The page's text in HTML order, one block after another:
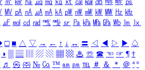
㎹ ㎀ ㎁ ㎂ ㎃ ㎄ ㎺ ㎻ ㎽ ㎾ ㎿ ㎐ ㎑
㎌ ㏖ ㏅ ㎭ ㎮ ㎯ ㏛ ㎩ ㎪ ㎫ ㎬ ㏝ ㏐
㏓
□ ■ △ ▽ → ← ↑ ↓ ↔ 〓 ◁ ◀ ▷ ▶ ♤
◑ ▒ ▤ ▨ ▧ ▦ ▩ ♨ ☏ ☎ ☜ ☞ ¶ †
♬ ㉿ ㈜ № ㏇ ™ ㏂ ㏘ ℡ ＃ ＆ ＊ ＠ ª º